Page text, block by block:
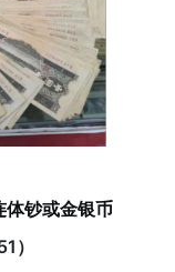
体钞或金银币
）